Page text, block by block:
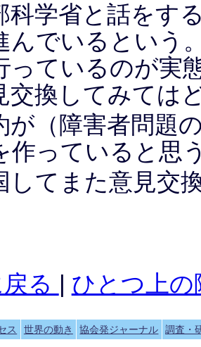
科学省と話をす
んでいるという
っているのが実
交換してみては
が（障害者問題
作っていると思
してまた意見交
る | ひとつ上の
ス 世界の動き 協会発ジャーナル 調査・